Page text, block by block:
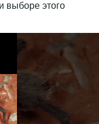
выборе этого